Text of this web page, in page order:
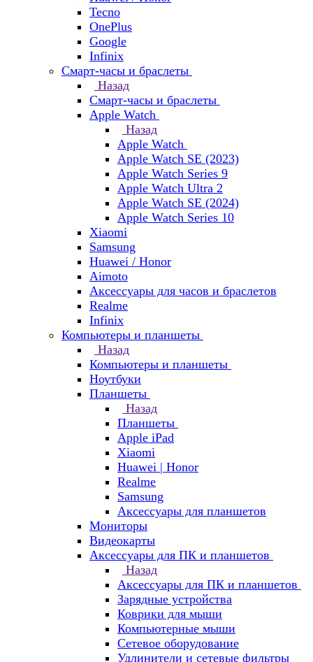
Tecno
OnePlus
Google
Infinix
Смарт-часы и браслеты
Назад
Смарт-часы и браслеты
Apple Watch
Назад
Apple Watch
Apple Watch SE (2023)
Apple Watch Series 9
Apple Watch Ultra 2
Apple Watch SE (2024)
Apple Watch Series 10
Xiaomi
Samsung
Huawei / Honor
Aimoto
Аксессуары для часов и браслетов
Realme
Infinix
Компьютеры и планшеты
Назад
Компьютеры и планшеты
Ноутбуки
Планшеты
Назад
Планшеты
Apple iPad
Xiaomi
Huawei | Honor
Realme
Samsung
Аксессуары для планшетов
Мониторы
Видеокарты
Аксессуары для ПК и планшетов
Назад
Аксессуары для ПК и планшетов
Зарядные устройства
Коврики для мыши
Компьютерные мыши
Сетевое оборудование
Удлинители и сетевые фильтры